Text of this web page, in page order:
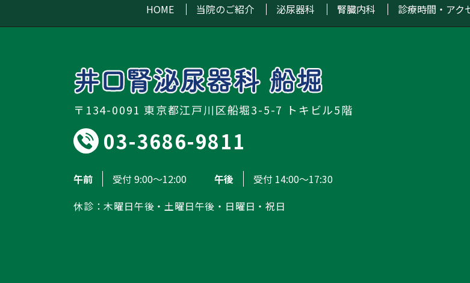
HOME 当院のご紹介 泌尿器科 腎臓内科 診療時間・アク
〒134-0091 東京都江戸川区船堀3-5-7 トキビル5階
03-3686-9811
午前 受付 9:00～12:00 午後
受付 14:00～17:30
休診：木曜日午後・土曜日午後・日曜日・祝日